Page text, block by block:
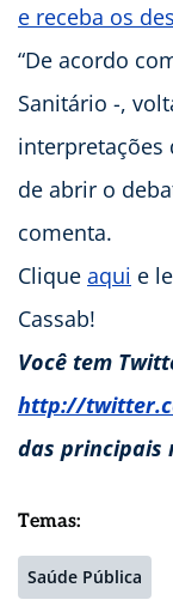
e receba os
“De acordo
Sanitário -,
interpretações
de abrir o
comenta.
Clique aqui e
Cassab!
Você tem
http://
das principais
Temas:
Saúde Pública